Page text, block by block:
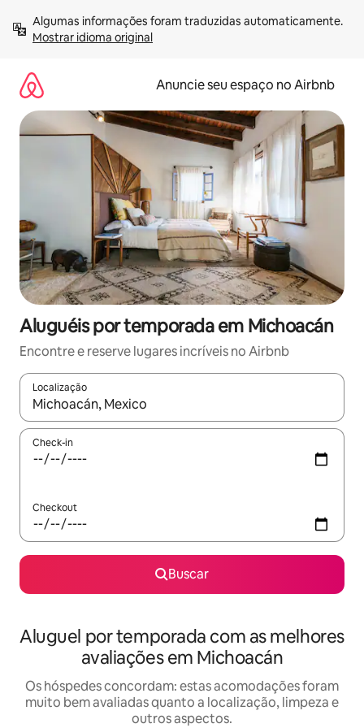
para
Mostrar idioma original
Anuncie seu espaço no Airbnb
Aluguéis por temporada em Michoacán
Encontre e reserve lugares incríveis no Airbnb
Localização
Quando os resultados estiverem disponíveis, explore-os
Check-in
Checkout
Buscar
Aluguel por temporada com as melhores
avaliações em Michoacán
Os hóspedes concordam: estas acomodações foram
muito bem avaliadas quanto a localização, limpeza e
outros aspectos.